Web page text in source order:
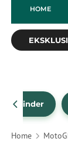
HOME
Brad Binder
Home